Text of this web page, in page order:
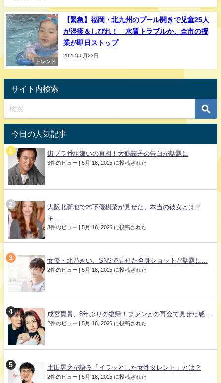
トレンド
【緊急】福岡・北九州のプール開きで児童25人
が湿疹＆しびれ！ 水質トラブルか、全市の授
業が即日ストップ
2025年6月23日
サイト内検索
今日の人気記事
街ブラ番組嫌いの真相！大鶴義丹の告白が話題に
3件のビュー | 5月 16, 2025 に投稿された
大阪北新地で木下優樹菜が見せた、本当の彼女とは？
キ...
3件のビュー | 5月 16, 2025 に投稿された
女優・北乃きい、SNSで見せた全身ショットが話題に...
2件のビュー | 5月 16, 2025 に投稿された
成宮寛貴、8年ぶりの復帰！ファンとの再会で見せた感...
2件のビュー | 5月 16, 2025 に投稿された
土田晃之が語る「イラッとした女性タレント」とは？
2件のビュー | 5月 16, 2025 に投稿された